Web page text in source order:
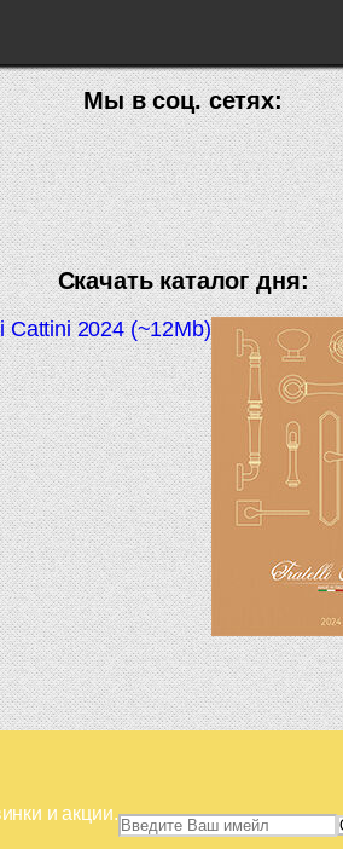
Мы в соц. сетях:
Скачать каталог дня:
Cattini 2024 (~12Mb)
и акции.